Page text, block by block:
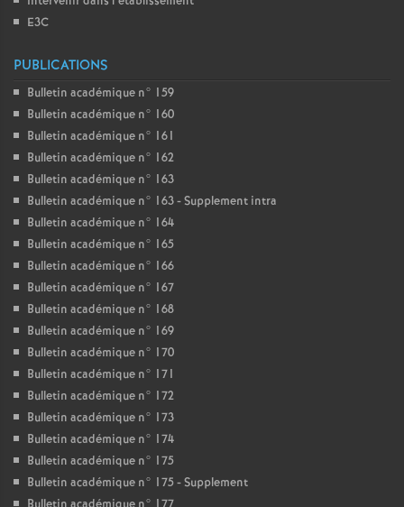
E3C
PUBLICATIONS
Bulletin académique n° 159
Bulletin académique n° 160
Bulletin académique n° 161
Bulletin académique n° 162
Bulletin académique n° 163
Bulletin académique n° 163 - Supplement intra
Bulletin académique n° 164
Bulletin académique n° 165
Bulletin académique n° 166
Bulletin académique n° 167
Bulletin académique n° 168
Bulletin académique n° 169
Bulletin académique n° 170
Bulletin académique n° 171
Bulletin académique n° 172
Bulletin académique n° 173
Bulletin académique n° 174
Bulletin académique n° 175
Bulletin académique n° 175 - Supplement